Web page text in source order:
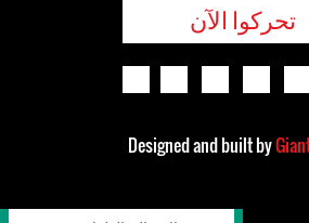
تحركوا الآن
Designed and built by